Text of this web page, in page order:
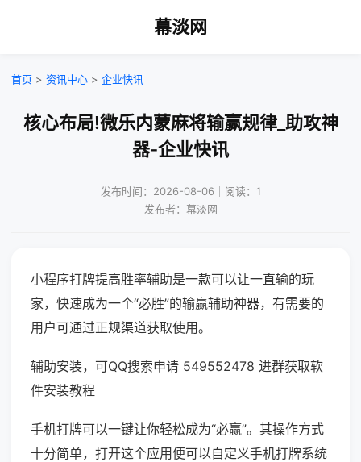
幕淡网
首页 > 资讯中心 > 企业快讯
核心布局!微乐内蒙麻将输赢规律_助攻神
器-企业快讯
发布时间：2026-08-06｜阅读：1
发布者：幕淡网
小程序打牌提高胜率辅助是一款可以让一直输的玩
家，快速成为一个“必胜”的输赢辅助神器，有需要的
用户可通过正规渠道获取使用。
辅助安装，可QQ搜索申请 549552478 进群获取软
件安装教程
手机打牌可以一键让你轻松成为“必赢”。其操作方式
十分简单，打开这个应用便可以自定义手机打牌系统